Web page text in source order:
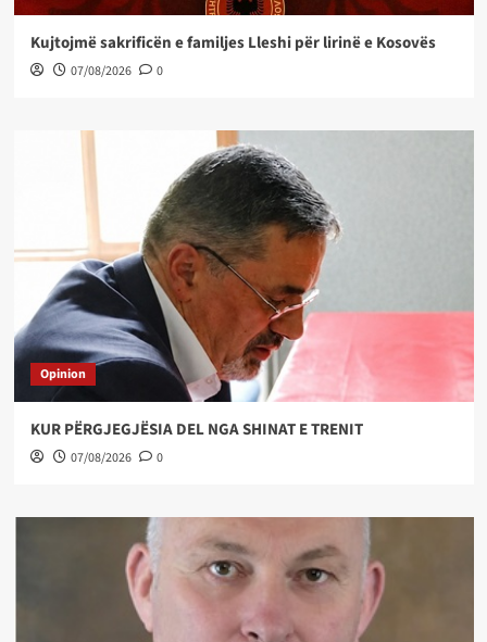
Kujtojmë sakrificën e familjes Lleshi për lirinë e Kosovës
07/08/2026 0
Opinion
KUR PËRGJEGJËSIA DEL NGA SHINAT E TRENIT
07/08/2026 0